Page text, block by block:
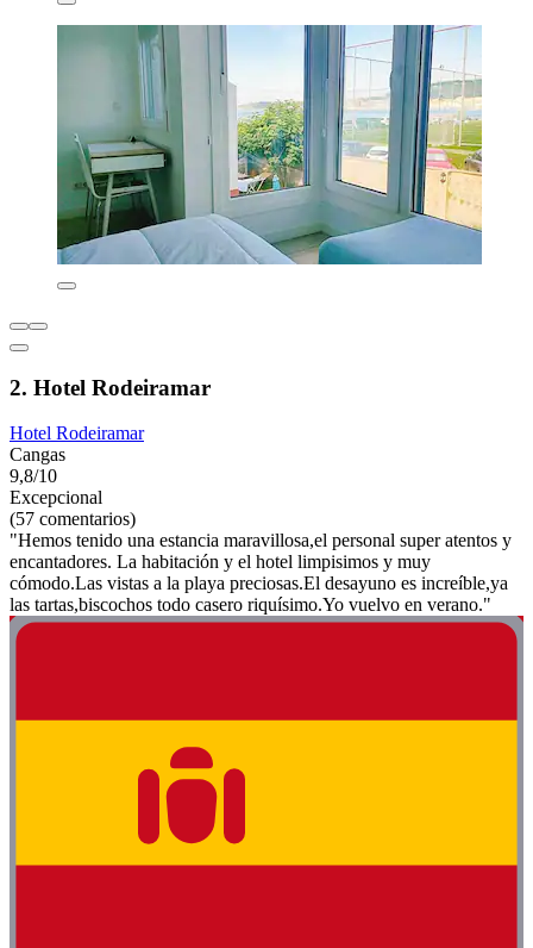
2. Hotel Rodeiramar
Hotel Rodeiramar
Cangas
9,8/10
Excepcional
(57 comentarios)
"Hemos tenido una estancia maravillosa,el personal super atentos y
encantadores. La habitación y el hotel limpisimos y muy
cómodo.Las vistas a la playa preciosas.El desayuno es increíble,ya
las tartas,biscochos todo casero riquísimo.Yo vuelvo en verano."